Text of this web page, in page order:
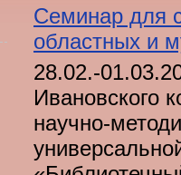
Семинар для
областных и
28.02.-
Ивановского
научно-